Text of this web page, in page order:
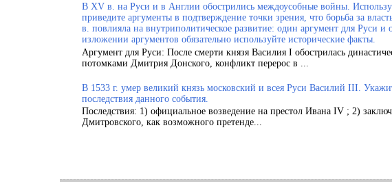
В XV в. на Руси и в Англии обострились междоусобные войны.
приведите аргументы в подтверждение точки зрения, что борьба за
в. повлияла на внутриполитическое развитие: один аргумент для Руси
изложении аргументов обязательно используйте исторические факты.
Аргумент для Руси: После смерти князя Василия I обострилась
потомками Дмитрия Донского, конфликт перерос в ...
В 1533 г. умер великий князь московский и всея Руси Василий III.
последствия данного события.
Последствия: 1) официальное возведение на престол Ивана IV ; 2)
Дмитровского, как возможного претенде...